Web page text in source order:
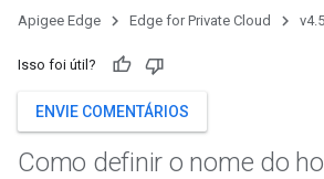
Apigee Edge Edge for Private Cloud
Isso foi útil?
ENVIE COMENTÁRIOS
Como definir o nome do